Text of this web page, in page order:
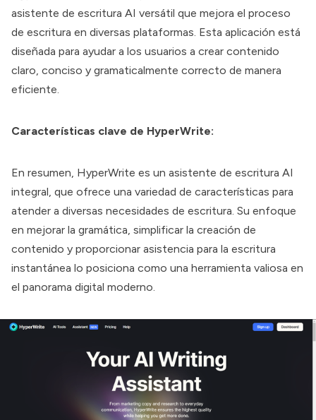
asistente de escritura AI versátil que mejora el proceso
de escritura en diversas plataformas. Esta aplicación está
diseñada para ayudar a los usuarios a crear contenido
claro, conciso y gramaticalmente correcto de manera
eficiente.
Características clave de HyperWrite:
En resumen, HyperWrite es un asistente de escritura AI
integral, que ofrece una variedad de características para
atender a diversas necesidades de escritura. Su enfoque
en mejorar la gramática, simplificar la creación de
contenido y proporcionar asistencia para la escritura
instantánea lo posiciona como una herramienta valiosa en
el panorama digital moderno.